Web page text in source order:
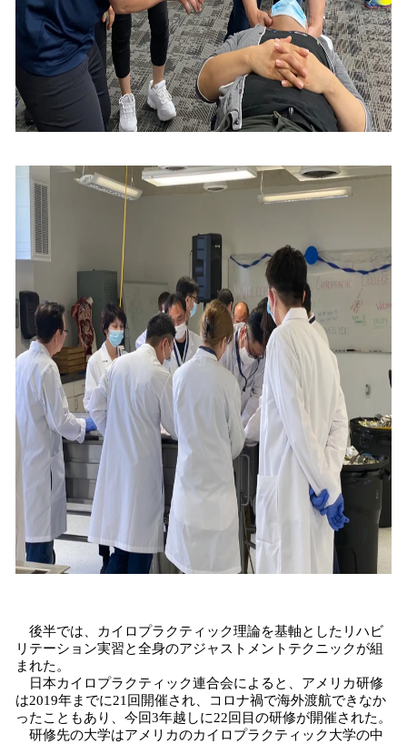
後半では、カイロプラクティック理論を基軸としたリハビ
リテーション実習と全身のアジャストメントテクニックが組
まれた。
日本カイロプラクティック連合会によると、アメリカ研修
は2019年までに21回開催され、コロナ禍で海外渡航できなか
ったこともあり、今回3年越しに22回目の研修が開催された。
研修先の大学はアメリカのカイロプラクティック大学の中